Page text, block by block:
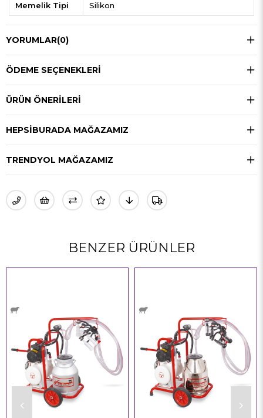
Memelik Tipi Silikon
YORUMLAR(0)
ÖDEME SEÇENEKLERI
ÜRÜN ÖNERILERI
HEPSIBURADA MAĞAZAMIZ
TRENDYOL MAĞAZAMIZ
BENZER ÜRÜNLER